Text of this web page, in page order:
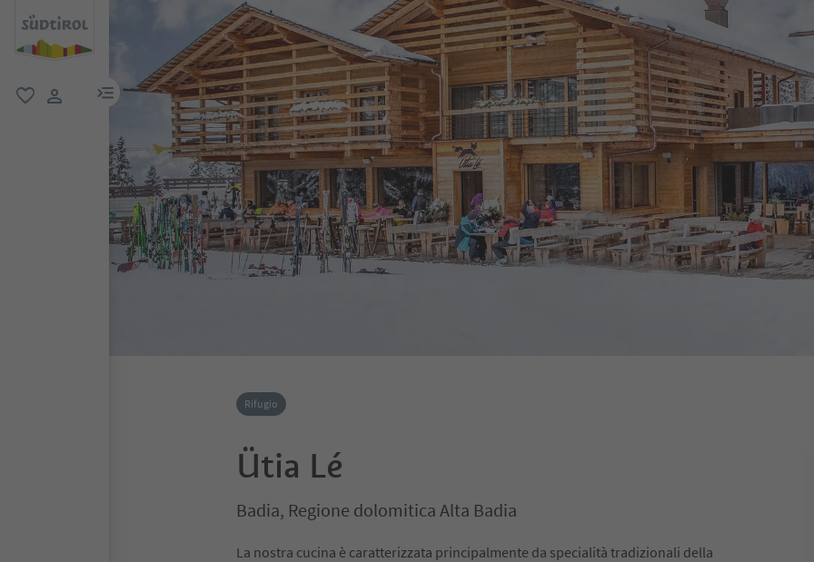
menu link
Rifugio
Ütia Lé
Badia, Regione dolomitica Alta Badia
La nostra cucina è caratterizzata principalmente da specialità tradizionali della